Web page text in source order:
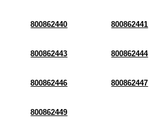
800862440 800862441
800862443 800862444
800862446 800862447
800862449